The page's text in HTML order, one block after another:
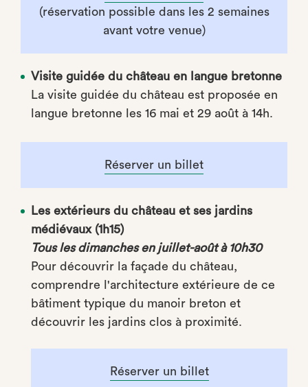
(réservation possible dans les 2 semaines
avant votre venue)
Visite guidée du château en langue bretonne
La visite guidée du château est proposée en
langue bretonne les 16 mai et 29 août à 14h.
Réserver un billet
Les extérieurs du château et ses jardins
médiévaux (1h15)
Tous les dimanches en juillet-août à 10h30
Pour découvrir la façade du château,
comprendre l'architecture extérieure de ce
bâtiment typique du manoir breton et
découvrir les jardins clos à proximité.
Réserver un billet